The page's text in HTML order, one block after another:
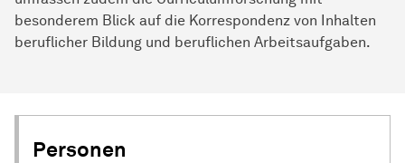
besonderem Blick auf die Korrespondenz von Inhalten
beruflicher Bildung und beruflichen Arbeitsaufgaben.
Personen